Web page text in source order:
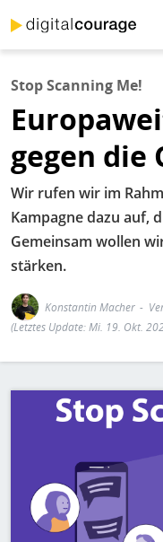
zum
Inhalt
Stop Scanning Me!
gegen
Wir rufen wir im
Kampagne dazu auf,
Gemeinsam wollen
stärken.
Konstantin Macher
(Letztes Update: Mi. 19. Okt.
Bild